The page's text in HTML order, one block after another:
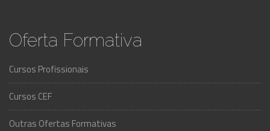
Oferta Formativa
Cursos Profissionais
Cursos CEF
Outras Ofertas Formativas